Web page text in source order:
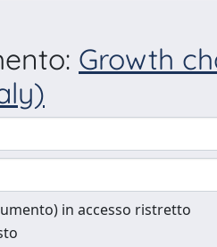
Growth
in accesso ristretto